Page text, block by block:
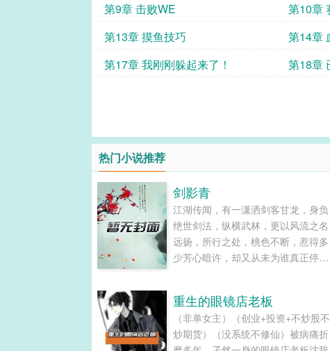
第9章 击败WE
第10章
第13章 摸鱼技巧
第14章
第17章 我刚刚躲起来了！
第18章
热门小说推荐
剑影青
江湖传闻，有一潇洒剑客甘龙，身负
绝世剑法，纵横武林，更以风流之名
远扬，所行之处，桃色不断，惹得多
少芳心暗许，却又从未为谁真正停
透着不羁与洒脱。一日，他踏入灵秀
山城。城中正值花灯节，五彩花灯高
悬，人群熙熙攘攘，欢声笑语回荡在
重生的眼镜店老板
（非单女主）（创业+投资+不炒股不
炒期货）（没系统不修仙）被病痛折